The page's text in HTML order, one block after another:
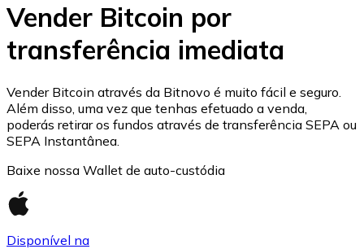
Ethereum
ETH
Vender Bitcoin por
transferência imediata
Vender Bitcoin através da Bitnovo é muito fácil e seguro.
Além disso, uma vez que tenhas efetuado a venda,
poderás retirar os fundos através de transferência SEPA ou
SEPA Instantânea.
Baixe nossa Wallet de auto-custódia
Disponível na